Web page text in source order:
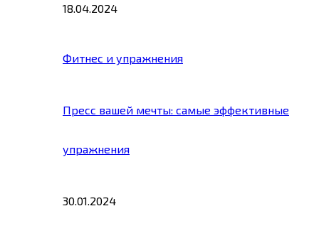
18.04.2024
Фитнес и упражнения
Пресс вашей мечты: самые эффективные
упражнения
30.01.2024